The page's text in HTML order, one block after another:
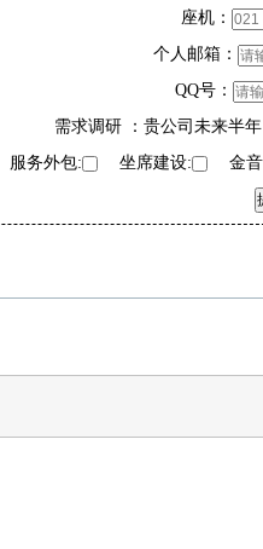
座机：
个人邮箱：
QQ号：
需求调研 ：贵公司未来半
服务外包:
坐席建设: 金音